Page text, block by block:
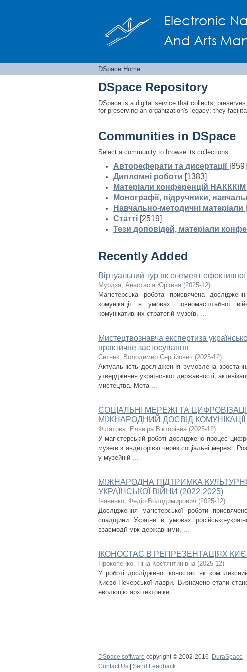
Electronic
And Arts
DSpace Home
DSpace Repository
DSpace is a digital service that collects,
for preserving an organization's legacy; they
Communities in DSpace
Select a community to browse its collections.
Автореферати та дисертації [859]
Дипломні роботи [1383]
Матеріали конференцій НАКККіМ
Монографії, підручники,
Навчально-методичні матеріали
Статті [2519]
Тези доповідей, матеріали
Recently Added
Віртуальний тур як елемент
Мурдза, Анастасія Юріївна (2025-12)
Магістерська робота присвячена
комунікації в умовах повномасштабної
комунікативних стратегій музеїв, ...
Мистецтвознавча експертиза
практичне застосування
Ситник, Володимир Сергійович (2025-12)
Актуальність дослідження зумовлена
утвердження української державності,
мистецтва. Мета ...
СОЦІАЛЬНІ МЕРЕЖІ ТА
МІЖНАРОДНИЙ ДОСВІД
Філатова, Ельвіра Вікторівна (2025-12)
У магістерській роботі досліджено процес
музеїв з авдиторією через соціальні мережі.
у музейній ...
МІЖНАРОДНА ПІДТРИМКА
УКРАЇНСЬКОЇ ВІЙНИ (2022-2025)
Іваненко, Федір Володимирович (2025-12)
Дослідження магістерської роботи
спадщини України в умовах російсько-
взаємодії між державними, ...
ІКОНОСТАС В РЕПРЕЗЕНТАЦІЯХ
Прокопенко, Ніна Костянтинівна (2025-12)
У роботі досліджено іконостас як
Києво-Печерської лаври. Визначено етапи
еволюцію архітектоніки ...
DSpace software copyright © 2002-2016 DuraSpace
Contact Us
Send Feedback